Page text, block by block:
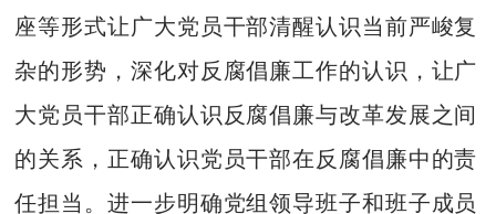
座等形式让广大党员干部清醒认识当前严峻复
杂的形势，深化对反腐倡廉工作的认识，让广
大党员干部正确认识反腐倡廉与改革发展之间
的关系，正确认识党员干部在反腐倡廉中的责
任担当。进一步明确党组领导班子和班子成员